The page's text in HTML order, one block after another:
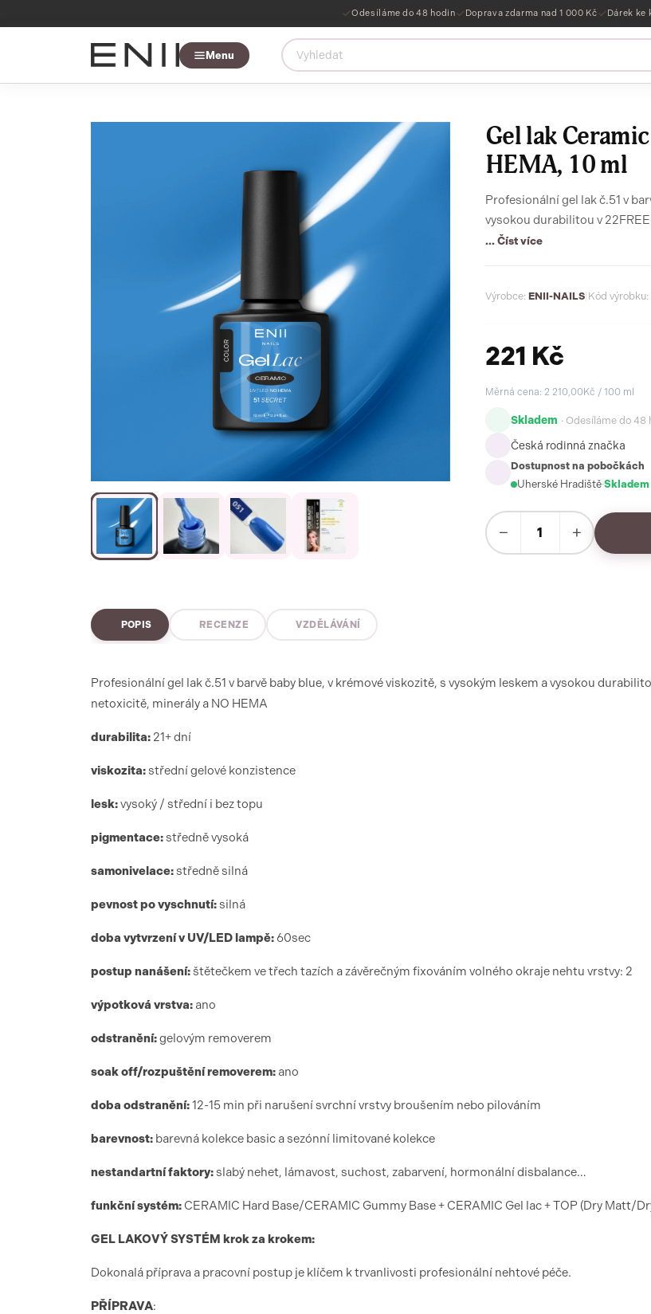
Odesíláme do 48 hodin Doprava zdarma nad 1 000 Kč Dárek ke
Menu
Gel lak
HEMA, 10 ml
Profesionální gel lak č.51 v
vysokou durabilitou v
... Číst více
Výrobce: ENII-NAILS Kód výrobku:
221 Kč
Měrná cena: 2 210,00Kč / 100 ml
Skladem · Odesíláme do 48
Česká rodinná značka
Dostupnost na pobočkách
Uherské Hradiště·Skladem
− +
POPIS RECENZE VZDĚLÁVÁNÍ
Profesionální gel lak č.51 v barvě baby blue, v krémové viskozitě, s vysokým leskem a vysokou
netoxicitě, minerály a NO HEMA
durabilita: 21+ dní
viskozita:střední gelové konzistence
lesk:vysoký / střední i bez topu
pigmentace:středně vysoká
samonivelace:středně silná
pevnost po vyschnutí:silná
doba vytvrzenív UV/LED lampě:60sec
postup nanášení:štětečkem ve třech tazích a závěrečným fixováním volného okraje nehtu vrstvy: 2
výpotková vrstva: ano
odstranění:gelovým removerem
soak off/rozpuštění removerem: ano
doba odstranění:12-15 min při narušení svrchní vrstvy broušením nebo pilováním
barevnost: barevná kolekce basic a sezónní limitované kolekce
nestandartní faktory:slabý nehet, lámavost, suchost, zabarvení, hormonální disbalance…
funkční systém:CERAMIC Hard Base/CERAMIC Gummy Base + CERAMIC Gel lac + TOP (Dry Matt/
GEL LAKOVÝ SYSTÉM krok za krokem:
Dokonalá příprava a pracovní postup je klíčem k trvanlivosti profesionální nehtové péče.
PŘÍPRAVA: